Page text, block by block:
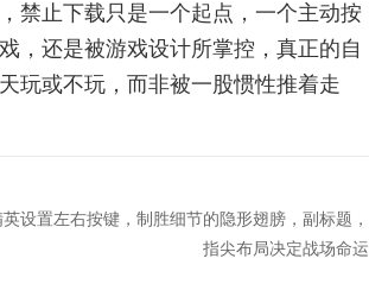
禁止下载只是一个起点，一个主动按
，还是被游戏设计所掌控，真正的自
玩或不玩，而非被一股惯性推着走
设置左右按键，制胜细节的隐形翅膀，副标题，
指尖布局决定战场命运